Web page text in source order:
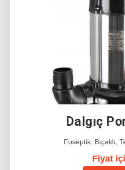
Dalgıç
Foseptik, Bıçaklı,
Fiyat